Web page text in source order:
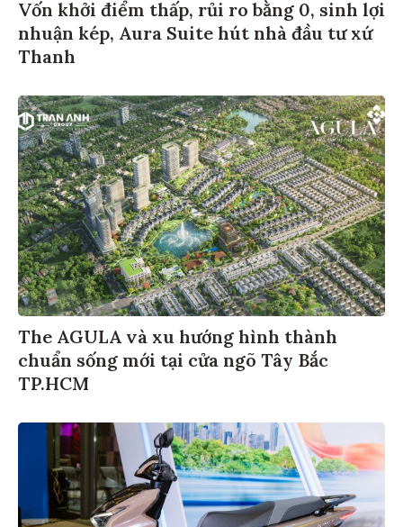
Vốn khởi điểm thấp, rủi ro bằng 0, sinh lợi
nhuận kép, Aura Suite hút nhà đầu tư xứ
Thanh
The AGULA và xu hướng hình thành
chuẩn sống mới tại cửa ngõ Tây Bắc
TP.HCM